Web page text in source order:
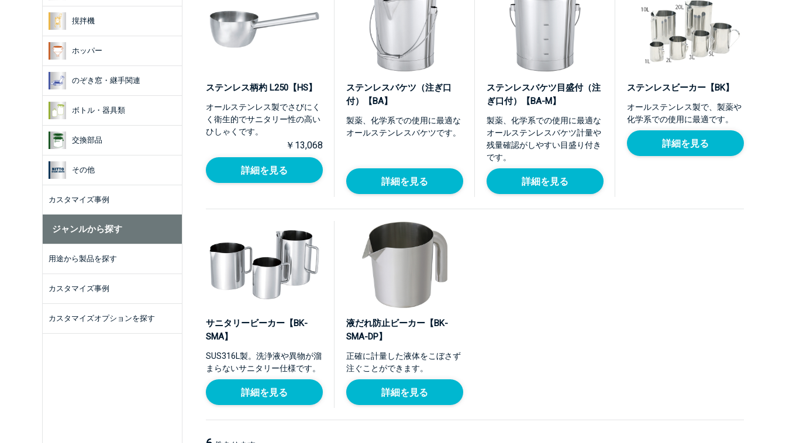
撹拌機
ホッパー
のぞき窓・継手関連
ボトル・器具類
交換部品
その他
カスタマイズ事例
ジャンルから探す
用途から製品を探す
カスタマイズ事例
カスタマイズオプションを探す
ステンレス柄杓 L250【HS】
オールステンレス製でさびにく
く衛生的でサニタリー性の高い
ひしゃくです。
￥13,068
詳細を見る
ステンレスバケツ（注ぎ口
付）【BA】
製薬、化学系での使用に最適な
オールステンレスバケツです。
詳細を見る
ステンレスバケツ目盛付（注
ぎ口付）【BA-M】
製薬、化学系での使用に最適な
オールステンレスバケツ計量や
残量確認がしやすい目盛り付き
です。
詳細を見る
ステンレスビーカー【BK】
オールステンレス製で、製薬や
化学系での使用に最適です。
詳細を見る
サニタリービーカー【BK-
SMA】
SUS316L製。洗浄液や異物が溜
まらないサニタリー仕様です。
詳細を見る
液だれ防止ビーカー【BK-
SMA-DP】
正確に計量した液体をこぼさず
注ぐことができます。
詳細を見る